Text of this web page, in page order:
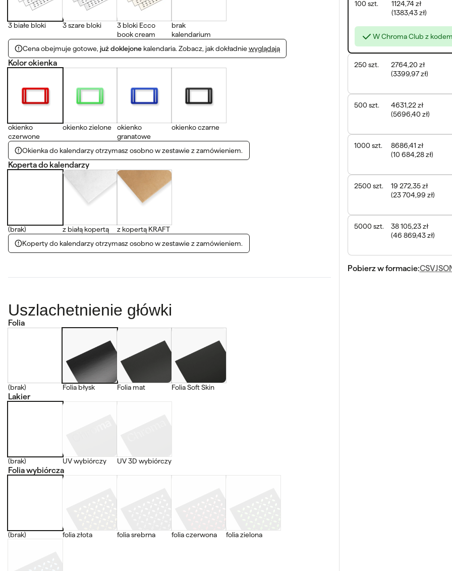
3 białe bloki 3 szare bloki
3 bloki Ecco
book cream
brak
kalendarium
Cena obejmuje gotowe, już doklejonekalendaria. Zobacz, jak dokładniewyglądają
Kolor okienka
okienko
czerwone
okienko zielone
okienko
granatowe
okienko czarne
Okienka do kalendarzy otrzymasz osobno w zestawie z zamówieniem.
Koperta do kalendarzy
(brak) z białą kopertą
z kopertą KRAFT
Koperty do kalendarzy otrzymasz osobno w zestawie z zamówieniem.
Uszlachetnienie główki
Folia
(brak) Folia błysk Folia mat Folia Soft Skin
Lakier
(brak) UV wybiórczy UV 3D wybiórczy
Folia wybiórcza
(brak) folia złota folia srebrna folia czerwona folia zielona
100 szt.
1124,74 zł
(1383,43 zł)
W Chroma Club z kodem
250 szt.
2764,20 zł
(3399,97 zł)
500 szt.
4631,22 zł
(5696,40 zł)
1000 szt.
8686,41 zł
(10 684,28 zł)
2500 szt.
19 272,35 zł
(23 704,99 zł)
5000 szt.
38 105,23 zł
(46 869,43 zł)
Pobierz w formacie:CSV